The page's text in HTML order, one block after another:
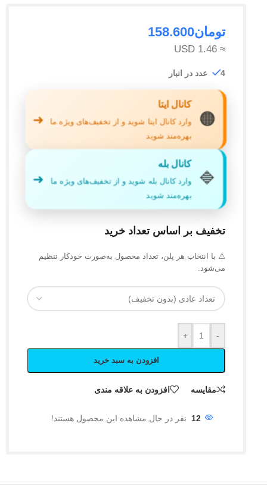
تومان158.600
≈ 1.46 USD
4 عدد در انبار
🟠
کانال ایتا
وارد کانال ایتا شوید و از تخفیف‌های ویژه ما
بهره‌مند شوید
➜
🔷
کانال بله
وارد کانال بله شوید و از تخفیف‌های ویژه ما
بهره‌مند شوید
➜
تخفیف بر اساس تعداد خرید
⚠️ با انتخاب هر پلن، تعداد محصول به‌صورت خودکار تنظیم
می‌شود.
-
+
افزودن به سبد خرید
مقایسه افزودن به علاقه مندی
12 نفر در حال مشاهده این محصول هستند!